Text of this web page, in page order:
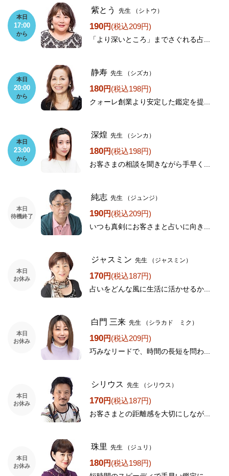
本日
17:00
から
紫とう 先生 （シトウ）
190円(税込209円)
「より深いところ」までさぐれる占...
本日
20:00
から
静寿 先生 （シズカ）
180円(税込198円)
クォーレ創業より安定した鑑定を提...
本日
23:00
から
深煌 先生 （シンカ）
180円(税込198円)
お客さまの相談を聞きながら手早く...
本日
待機終了
純志 先生 （ジュンジ）
190円(税込209円)
いつも真剣にお客さまと占いに向き...
本日
お休み
ジャスミン 先生 （ジャスミン）
170円(税込187円)
占いをどんな風に生活に活かせるか...
本日
お休み
白門 三来 先生 （シラカド ミク）
190円(税込209円)
巧みなリードで、時間の長短を問わ...
本日
お休み
シリウス 先生 （シリウス）
170円(税込187円)
お客さまとの距離感を大切にしなが...
本日
お休み
珠里 先生 （ジュリ）
180円(税込198円)